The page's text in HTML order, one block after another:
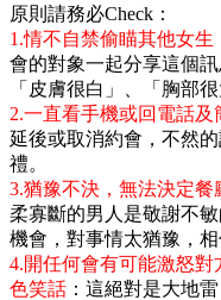
原則請務必Check：
1.情不自禁偷瞄其他女生
會的對象一起分享這個
「皮膚很白」、「胸部很
2.一直看手機或回電話及
延後或取消約會，不然
禮。
3.猶豫不決，無法決定
柔寡斷的男人是敬謝不
機會，對事情太猶豫，
4.開任何會有可能激怒
色笑話 ：這絕對是大地